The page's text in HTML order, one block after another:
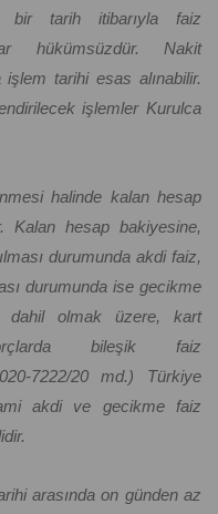
bir tarih itibarıyla faiz
hükümsüzdür. Nakit
işlem tarihi esas alınabilir.
işlemler Kurulca
halinde kalan hesap
Kalan hesap bakiyesine,
durumunda akdi faiz,
durumunda ise gecikme
dahil olmak üzere, kart
bileşik faiz
7222/20 md.) Türkiye
akdi ve gecikme faiz
arasında on günden az